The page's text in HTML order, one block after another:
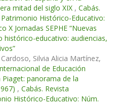
mitad del siglo XIX , Cabás.
Histórico-Educativo:
X Jornadas SEPHE “Nuevas
educativo: audiencias,
Silvia Alicia Martínez,
de Educación
panorama de la
, Cabás. Revista
Histórico-Educativo: Núm.